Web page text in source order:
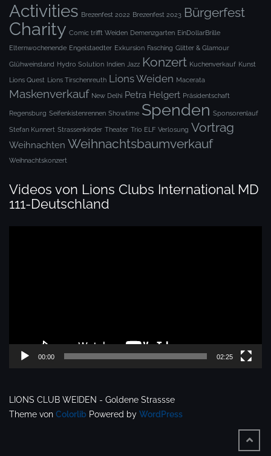
Activities Brezenfest 2022 Brezenfest 2023 Bürgerfest
Charity Comic trifft Weiden Demenzgarten EinDollarBrille
Elternwochenende Engelstaedter Exkursion Fasching Glitter & Glamour
Glühweinstand Hydro Solution Indien Jazz Konzert Kuchenverkauf Kunst
Lions Quest Lions Tirschenreuth Lions Weiden Macerata
Maskenverkauf New Delhi Petra Helgert Präsidentschaft
Regensburg Seifenkistenrennen Showtime Spenden Sponsorenlauf
Stefan Kunnert Strassenkinder Theater Trio ELF Verlosung Vortrag
Weihnachten Weihnachtsbaumverkauf
Weihnachtskonzert
Videos von Lions Clubs International MD
111-Deutschland
00:00 02:25
LIONS CLUB WEIDEN - Goldene Strassse
Theme von Colorlib Powered by WordPress